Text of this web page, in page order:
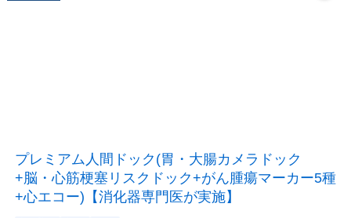
プレミアム人間ドック(胃・大腸カメラドック
+脳・心筋梗塞リスクドック+がん腫瘍マーカー5種
+心エコー)【消化器専門医が実施】